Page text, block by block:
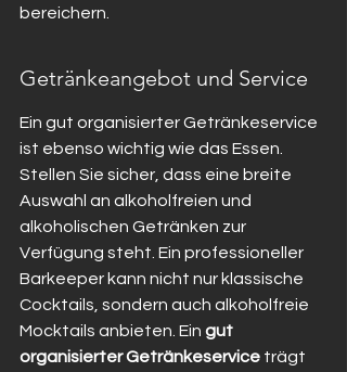
bereichern.
Getränkeangebot und Service
Ein gut organisierter Getränkeservice
ist ebenso wichtig wie das Essen.
Stellen Sie sicher, dass eine breite
Auswahl an alkoholfreien und
alkoholischen Getränken zur
Verfügung steht. Ein professioneller
Barkeeper kann nicht nur klassische
Cocktails, sondern auch alkoholfreie
Mocktails anbieten. Ein gut
organisierter Getränkeservice trägt